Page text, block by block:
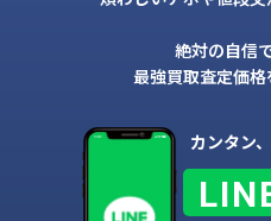
絶対の自信
最強買取査定価
カンタン